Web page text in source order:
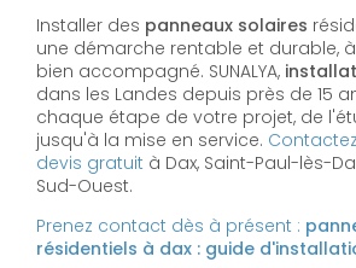
Installer des panneaux solaires
une démarche rentable et durable,
bien accompagné. SUNALYA,
dans les Landes depuis près de 15
chaque étape de votre projet, de
jusqu'à la mise en service.
devis gratuit à Dax, Saint-Paul-lès-
Sud-Ouest.
Prenez contact dès à présent :
résidentiels à dax : guide